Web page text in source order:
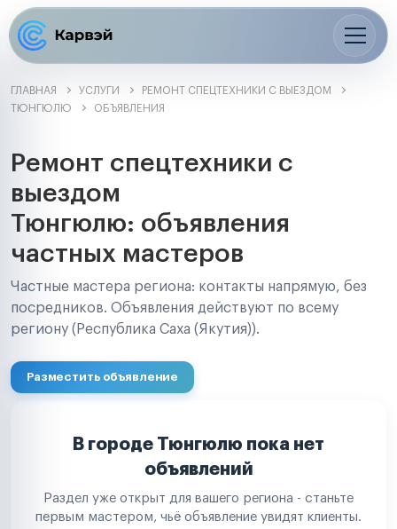
ГЛАВНАЯ УСЛУГИ
РЕМОНТ СПЕЦТЕХНИКИ С ВЫЕЗДОМ
ТЮНГЮЛЮ
ОБЪЯВЛЕНИЯ
Ремонт спецтехники с
выездом
Тюнгюлю: объявления
частных мастеров
Частные мастера региона: контакты напрямую, без
посредников. Объявления действуют по всему
региону (Республика Саха (Якутия)).
Разместить объявление
В городе Тюнгюлю пока нет
объявлений
Раздел уже открыт для вашего региона - станьте
первым мастером, чьё объявление увидят клиенты.